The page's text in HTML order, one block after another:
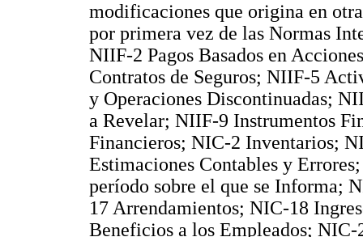
modificaciones que origina en
por primera vez de las Normas
NIIF-2 Pagos Basados en
Contratos de Seguros; NIIF-5
y Operaciones Discontinuadas;
a Revelar; NIIF-9 Instrumentos
Financieros; NIC-2 Inventarios;
Estimaciones Contables y
período sobre el que se Informa;
17 Arrendamientos; NIC-18
Beneficios a los Empleados;